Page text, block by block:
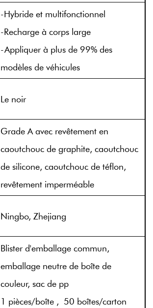
-Hybride et multifonctionnel
-Recharge à corps large
-Appliquer à plus de 99% des
modèles de véhicules
Le noir
Grade A avec revêtement en
caoutchouc de graphite, caoutchouc
de silicone, caoutchouc de téflon,
revêtement imperméable
Ningbo, Zhejiang
Blister d'emballage commun,
emballage neutre de boîte de
couleur, sac de pp
1 pièces/boîte , 50 boîtes/carton